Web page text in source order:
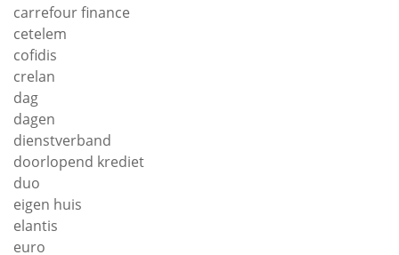
carrefour finance
cetelem
cofidis
crelan
dag
dagen
dienstverband
doorlopend krediet
duo
eigen huis
elantis
euro